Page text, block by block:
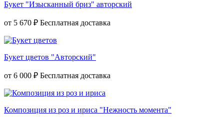
Букет "Изысканный бриз" авторский
от 5 670 ₽
Букет цветов "Авторский"
от 6 000 ₽
Композиция из роз и ириса "Нежность момента"